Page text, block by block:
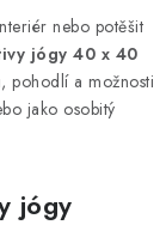
nebo potěšit
jógy 40 x 40
pohodlí a možnosti
jako osobitý
jógy